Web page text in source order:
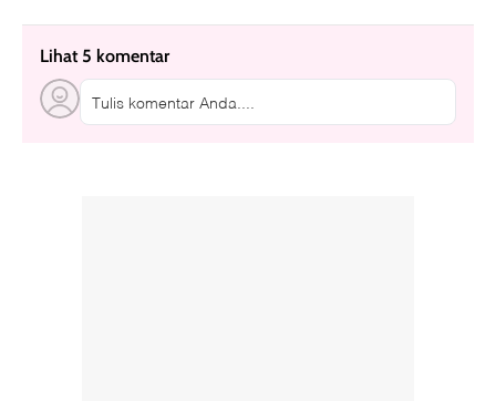
Lihat 5 komentar
Tulis komentar Anda....